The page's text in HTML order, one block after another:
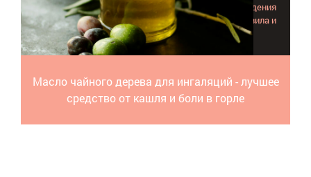
Масло чайного дерева для ингаляций - лучшее
средство от кашля и боли в горле
Масло чайного дерева очень часто берут для проведения
ингаляций. Рассматриваем все самые важные правила и
варианты применения эфира.